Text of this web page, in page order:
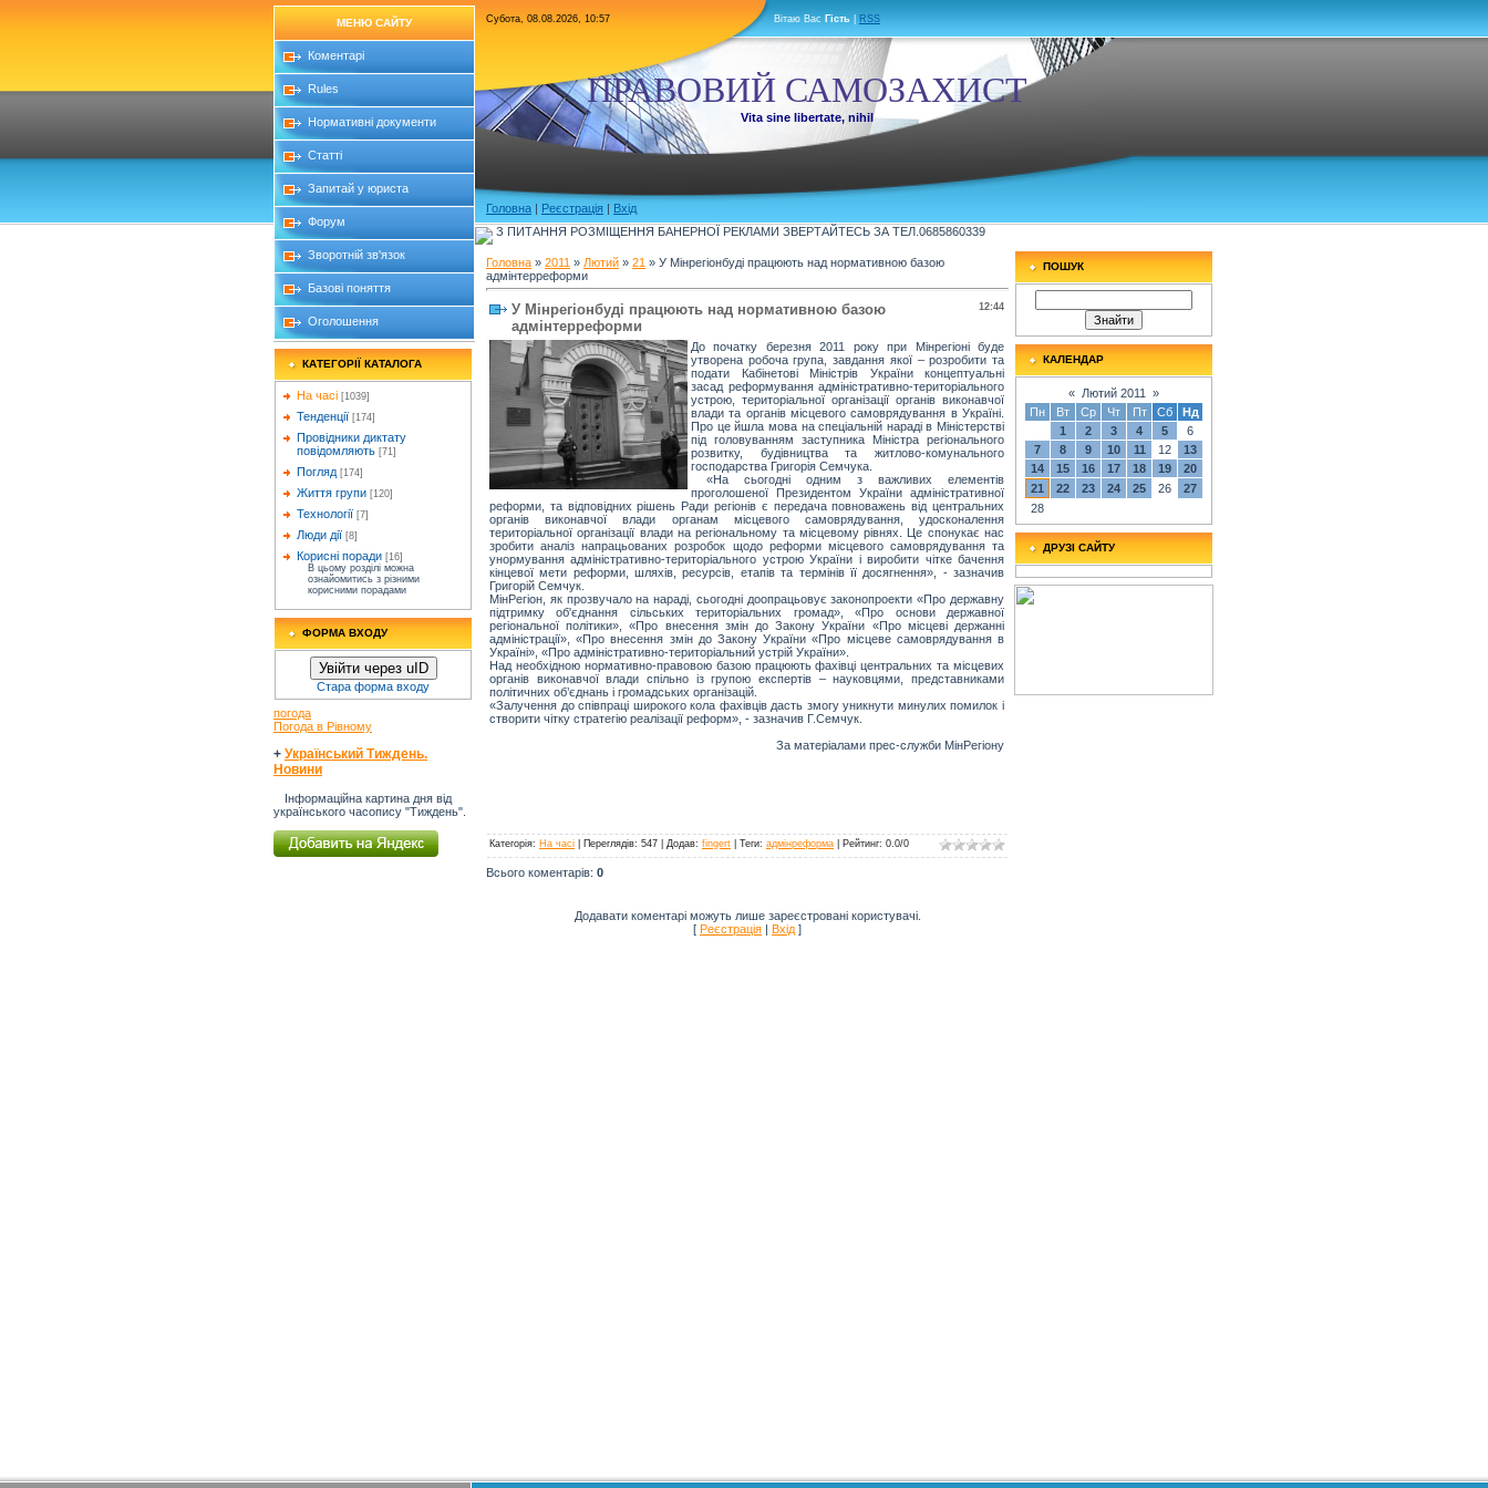
МЕНЮ САЙТУ
Коментарі
Rules
Нормативні документи
Статті
Запитай у юриста
Форум
Зворотній зв'язок
Базові поняття
Оголошення
КАТЕГОРІЇ КАТАЛОГА
На часі [1039]
Тенденції [174]
Провідники диктату
повідомляють [71]
Погляд [174]
Життя групи [120]
Технології [7]
Люди дії [8]
Корисні поради [16]
В цьому розділі можна
ознайомитись з різними
корисними порадами
ФОРМА ВХОДУ
Увійти через uID
Стара форма входу
погода
Погода в Рівному
+ Український Тиждень.
Новини
Інформаційна картина дня від
українського часопису "Тиждень".
Субота, 08.08.2026, 10:57 Вітаю Вас Гість RSS
ПРАВОВИЙ САМОЗАХИСТ
Vita sine libertate, nihil
Головна | Реєстрація | Вхід
З ПИТАННЯ РОЗМІЩЕННЯ БАНЕРНОЇ РЕКЛАМИ ЗВЕРТАЙТЕСЬ ЗА ТЕЛ.0685860339
Головна » 2011 » Лютий » 21 » У Мінрегіонбуді працюють над нормативною базою
адмінтерреформи
12:44
У Мінрегіонбуді працюють над нормативною базою
адмінтерреформи
До початку березня 2011 року при Мінрегіонібуде
утворена робоча група, завдання якої – розробити та
подати Кабінетові Міністрів України концептуальні
засад реформування адміністративно-територіального
устрою, територіальної організації органів виконавчої
влади та органів місцевого самоврядування в Україні.
Про це йшла мова на спеціальній нараді в Міністерстві
під головуванням заступника Міністра регіонального
розвитку, будівництва та житлово-комунального
господарства Григорія Семчука
«На сьогодні одним з важливих елементів
проголошеної Президентом України адміністративної
реформи, та відповідних рішень Ради регіонів є передача повноважень від центральних
органів виконавчої влади органам місцевого самоврядування, удосконалення
територіальної організації влади на регіональному та місцевому рівнях. Це спонукає нас
зробити аналіз напрацьованих розробок щодо реформи місцевого самоврядування та
унормування адміністративно-територіального устрою України і виробити чітке бачення
кінцевої мети реформи, шляхів, ресурсів, етапів та термінів її досягнення», - зазначив
Григорій Семчук
МінРегіон , як прозвучало на нараді, сьогодні доопрацьовує законопроекти «Про державну
підтримку об'єднання сільських територіальних громад», «Пpo основи державної
регіональної політики», «Про внесення змін до Закону України «Про місцеві держанні
адміністрації», «Про внесення змін до Закону України «Про місцеве самоврядування в
Україні», «Про адміністративно-територіальний устрій України».
Над необхідною нормативно-правовою базою працюють фахівці центральних та місцевих
органів виконавчої влади спільно із групою експертів – науковцями, представниками
політичних об’єднань і громадських організацій.
«Залучення до співпраці широкого кола фахівців дасть змогу уникнути минулих помилок і
створити чітку стратегію реалізації реформ», - зазначив Г.Семчук
За матеріалами прес-служби МінРегіону
Категорія: На часі Переглядів: 547 | Додав: fingert Теги: адмінреформа Рейтинг: 0.0/0
Всього коментарів: 0
Додавати коментарі можуть лише зареєстровані користувачі.
[ Реєстрація | Вхід ]
ПОШУК
КАЛЕНДАР
« Лютий 2011
»
Пн
Вт Ср Чт Пт Сб
Нд
1
2 3 4 5
6
7
8 9 10 11 12
13
14
15 16 17 18 19
20
21
22 23 24 25 26
27
28
ДРУЗІ САЙТУ